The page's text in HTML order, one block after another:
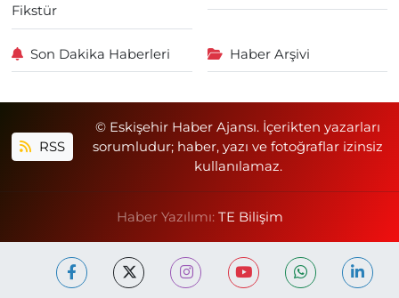
Fikstür
Son Dakika Haberleri Haber Arşivi
RSS
© Eskişehir Haber Ajansı. İçerikten yazarları
sorumludur; haber, yazı ve fotoğraflar izinsiz
kullanılamaz.
Haber Yazılımı: TE Bilişim